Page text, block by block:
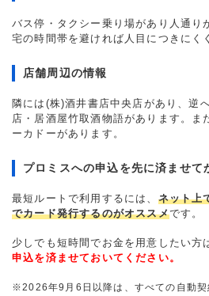
バス停・タクシー乗り場があり人通り
宅の時間帯を避ければ人目につきにく
店舗周辺の情報
隣には(株)酒井書店中央店があり、逆
店・居酒屋竹取酒物語があります。ま
ーカドーがあります。
プロミスへの申込を先に済ませて
最短ルートで利用するには、 ネット上
でカード発行するのがオススメです。
少しでも短時間でお金を用意したい方
申込を済ませておいてください。
※2026年9月6日以降は、すべての自動契